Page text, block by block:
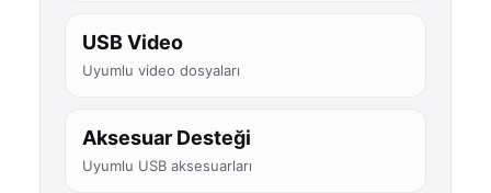
USB Video
Uyumlu video dosyaları
Aksesuar Desteği
Uyumlu USB aksesuarları